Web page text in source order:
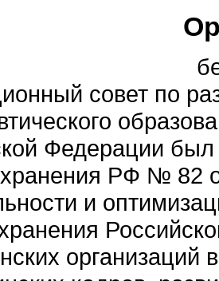
совет по
Федерации
РФ № 82
и